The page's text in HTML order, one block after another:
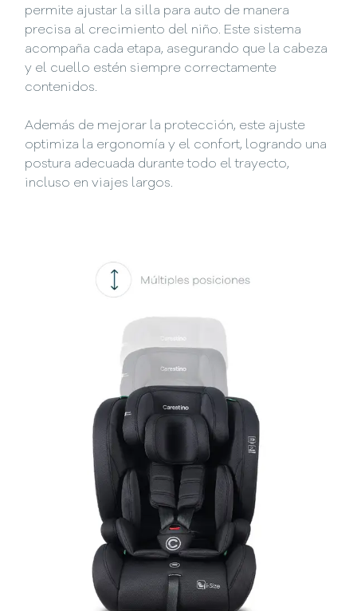
permite ajustar la silla para auto de manera
precisa al crecimiento del niño. Este sistema
acompaña cada etapa, asegurando que la cabeza
y el cuello estén siempre correctamente
contenidos.
Además de mejorar la protección, este ajuste
optimiza la ergonomía y el confort, logrando una
postura adecuada durante todo el trayecto,
incluso en viajes largos.